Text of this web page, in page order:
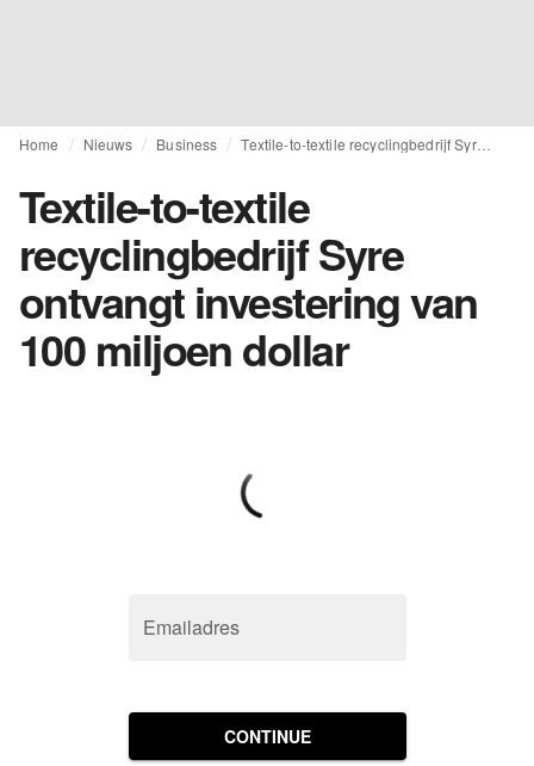
Home Nieuws Business Textile-to-textile recyclingbedrijf Syre ontvangt investering van 100 miljoen dollar
Textile-to-textile
recyclingbedrijf Syre
ontvangt investering van
100 miljoen dollar
Emailadres
CONTINUE